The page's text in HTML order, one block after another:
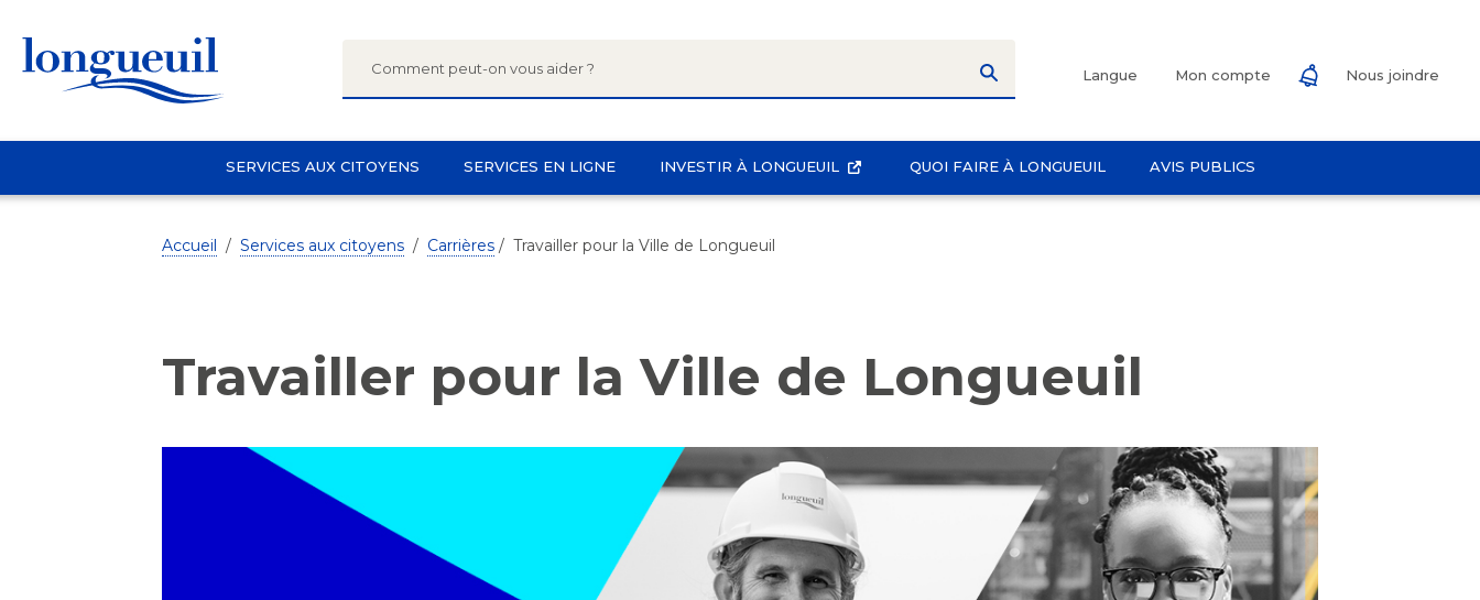
Langue Mon compte Nous joindre
site
SERVICES AUX CITOYENS SERVICES EN LIGNE INVESTIR À LONGUEUIL QUOI FAIRE À LONGUEUIL AVIS PUBLICS
Accueil / Services aux citoyens / Carrières / Travailler pour la Ville de Longueuil
Travailler pour la Ville de Longueuil